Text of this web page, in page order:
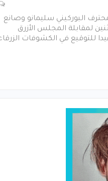
البوركيني سليمانو وصانع
لمقابلة المجلس الأزرق
للتوقيع في الكشوفات